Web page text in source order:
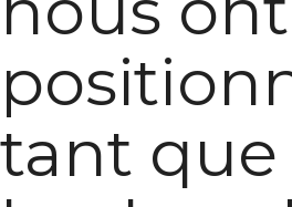
tant que